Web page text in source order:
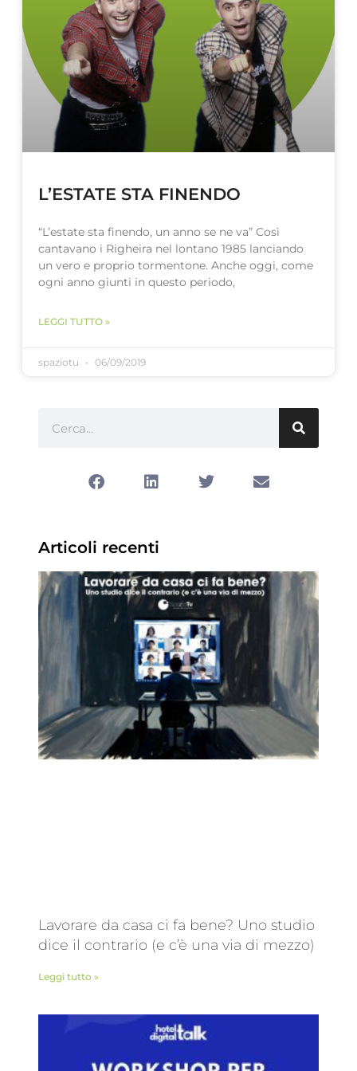
L’ESTATE STA FINENDO
“L’estate sta finendo, un anno se ne va” Così
cantavano i Righeira nel lontano 1985 lanciando
un vero e proprio tormentone. Anche oggi, come
ogni anno giunti in questo periodo,
LEGGI TUTTO »
spaziotu 06/09/2019
Articoli recenti
Lavorare da casa ci fa bene? Uno studio
dice il contrario (e c’è una via di mezzo)
Leggi tutto »